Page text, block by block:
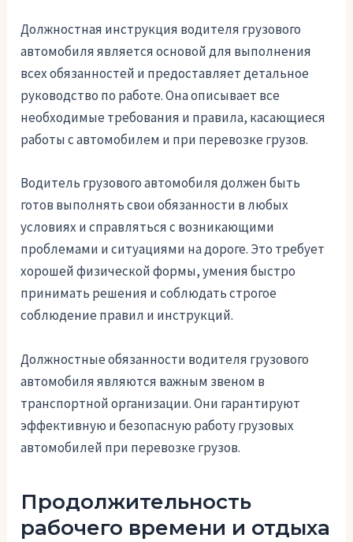
Должностная инструкция водителя грузового
автомобиля является основой для выполнения
всех обязанностей и предоставляет детальное
руководство по работе. Она описывает все
необходимые требования и правила, касающиеся
работы с автомобилем и при перевозке грузов.
Водитель грузового автомобиля должен быть
готов выполнять свои обязанности в любых
условиях и справляться с возникающими
проблемами и ситуациями на дороге. Это требует
хорошей физической формы, умения быстро
принимать решения и соблюдать строгое
соблюдение правил и инструкций.
Должностные обязанности водителя грузового
автомобиля являются важным звеном в
транспортной организации. Они гарантируют
эффективную и безопасную работу грузовых
автомобилей при перевозке грузов.
Продолжительность
рабочего времени и отдыха